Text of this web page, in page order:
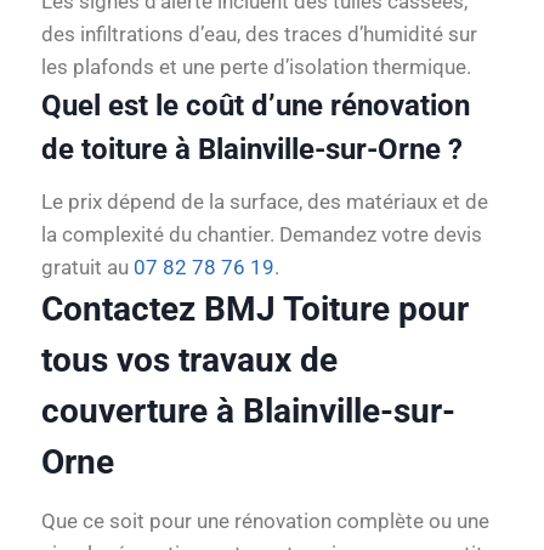
des infiltrations d’eau, des traces d’humidité sur
les plafonds et une perte d’isolation thermique.
Quel est le coût d’une rénovation
de toiture à Blainville-sur-Orne ?
Le prix dépend de la surface, des matériaux et de
la complexité du chantier. Demandez votre devis
gratuit au 07 82 78 76 19.
Contactez BMJ Toiture pour
tous vos travaux de
couverture à Blainville-sur-
Orne
Que ce soit pour une rénovation complète ou une